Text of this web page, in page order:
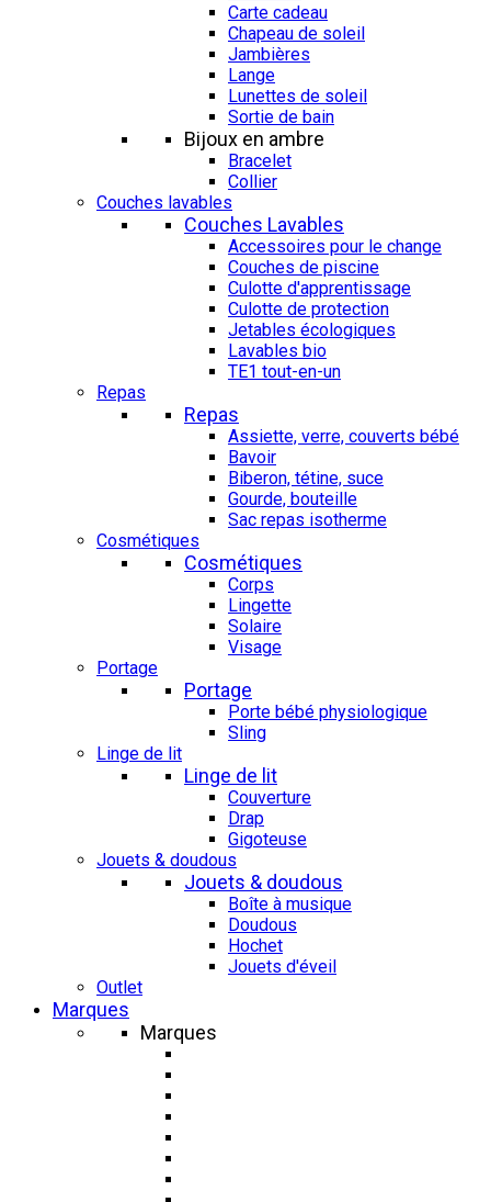
Carte cadeau
Chapeau de soleil
Jambières
Lange
Lunettes de soleil
Sortie de bain
Bijoux en ambre
Bracelet
Collier
Couches lavables
Couches Lavables
Accessoires pour le change
Couches de piscine
Culotte d'apprentissage
Culotte de protection
Jetables écologiques
Lavables bio
TE1 tout-en-un
Repas
Repas
Assiette, verre, couverts bébé
Bavoir
Biberon, tétine, suce
Gourde, bouteille
Sac repas isotherme
Cosmétiques
Cosmétiques
Corps
Lingette
Solaire
Visage
Portage
Portage
Porte bébé physiologique
Sling
Linge de lit
Linge de lit
Couverture
Drap
Gigoteuse
Jouets & doudous
Jouets & doudous
Boîte à musique
Doudous
Hochet
Jouets d'éveil
Outlet
Marques
Marques